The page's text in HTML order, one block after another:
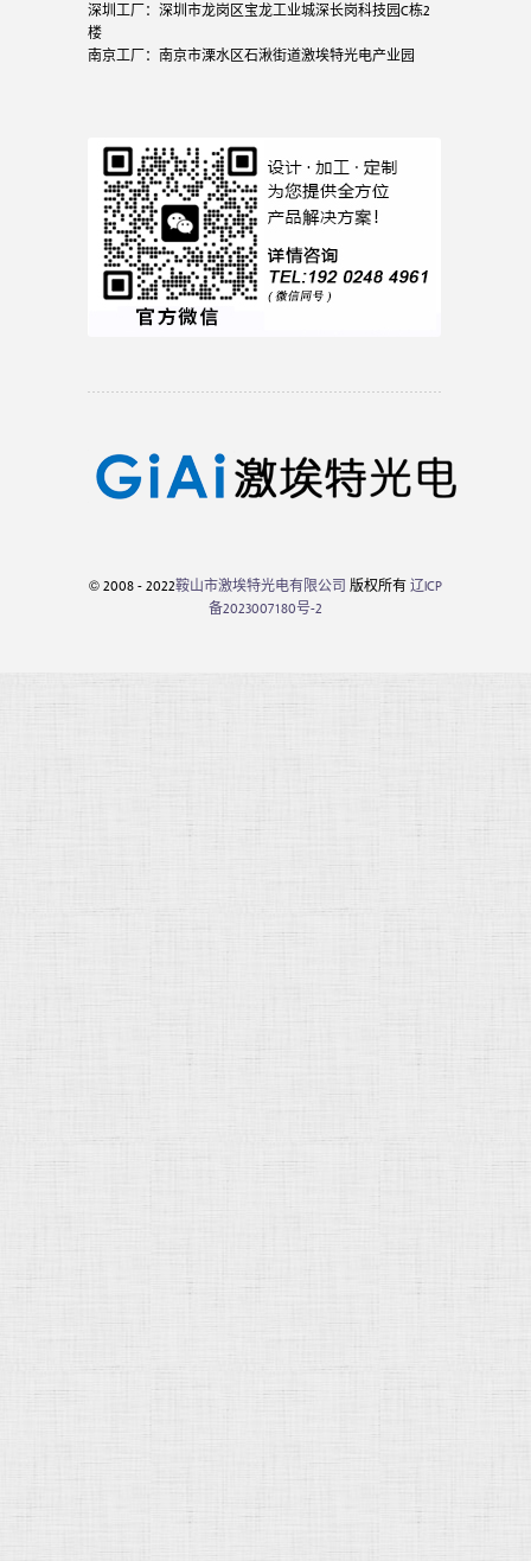
深圳工厂：深圳市龙岗区宝龙工业城深长岗科技园C栋2
楼
南京工厂：南京市溧水区石湫街道激埃特光电产业园
© 2008 - 2022鞍山市激埃特光电有限公司 版权所有辽ICP
备2023007180号-2